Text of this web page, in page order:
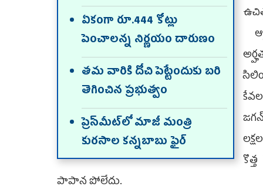
ఏకంగా రూ.444 కోట్లు
పెంచాలన్న నిర్ణయం దారుణం
తమ వారికి దోచి పెట్టేందుకు బరి
తెగించిన ప్రభుత్వం
ప్రెస్‌మీట్‌లో మాజీ మంత్రి
కురసాల కన్నబాబు ఫైర్‌
పాపాన పోలేదు.